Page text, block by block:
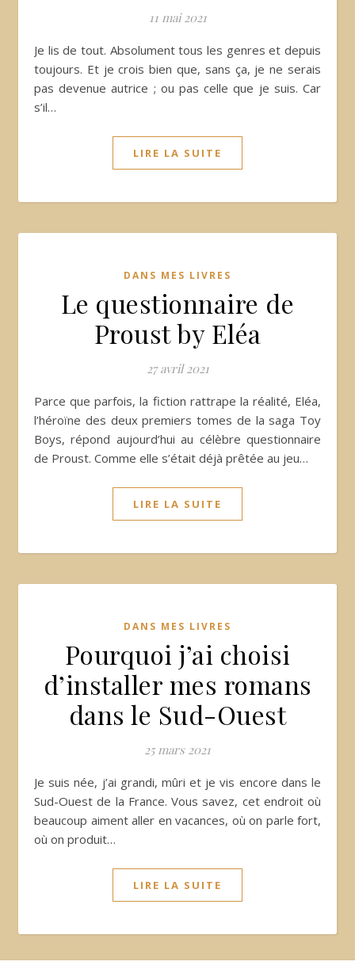
11 mai 2021
Je lis de tout. Absolument tous les genres et depuis
toujours. Et je crois bien que, sans ça, je ne serais
pas devenue autrice ; ou pas celle que je suis. Car
s’il…
LIRE LA SUITE
DANS MES LIVRES
Le questionnaire de
Proust by Eléa
27 avril 2021
Parce que parfois, la fiction rattrape la réalité, Eléa,
l’héroïne des deux premiers tomes de la saga Toy
Boys, répond aujourd’hui au célèbre questionnaire
de Proust. Comme elle s’était déjà prêtée au jeu…
LIRE LA SUITE
DANS MES LIVRES
Pourquoi j’ai choisi
d’installer mes romans
dans le Sud-Ouest
25 mars 2021
Je suis née, j’ai grandi, mûri et je vis encore dans le
Sud-Ouest de la France. Vous savez, cet endroit où
beaucoup aiment aller en vacances, où on parle fort,
où on produit…
LIRE LA SUITE